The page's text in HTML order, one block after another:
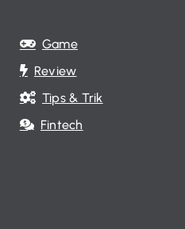
Game
Review
Tips & Trik
Fintech